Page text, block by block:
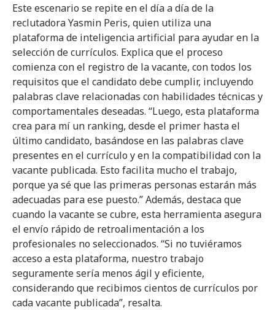
Este escenario se repite en el día a día de la
reclutadora Yasmin Peris, quien utiliza una
plataforma de inteligencia artificial para ayudar en la
selección de currículos. Explica que el proceso
comienza con el registro de la vacante, con todos los
requisitos que el candidato debe cumplir, incluyendo
palabras clave relacionadas con habilidades técnicas y
comportamentales deseadas. “Luego, esta plataforma
crea para mí un ranking, desde el primer hasta el
último candidato, basándose en las palabras clave
presentes en el currículo y en la compatibilidad con la
vacante publicada. Esto facilita mucho el trabajo,
porque ya sé que las primeras personas estarán más
adecuadas para ese puesto.” Además, destaca que
cuando la vacante se cubre, esta herramienta asegura
el envío rápido de retroalimentación a los
profesionales no seleccionados. “Si no tuviéramos
acceso a esta plataforma, nuestro trabajo
seguramente sería menos ágil y eficiente,
considerando que recibimos cientos de currículos por
cada vacante publicada”, resalta.